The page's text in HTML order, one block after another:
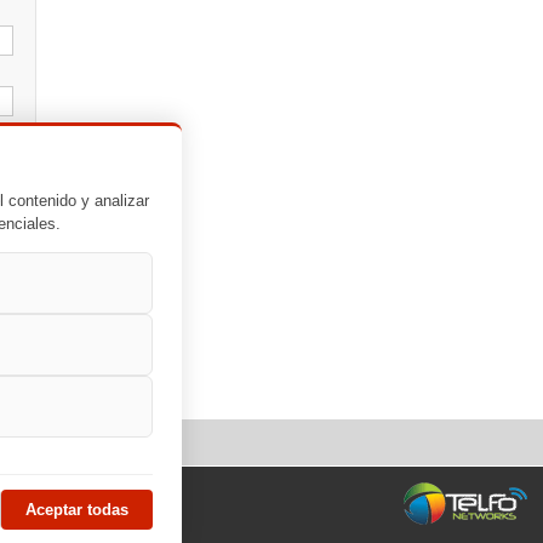
contenido y analizar
Aceptar todas